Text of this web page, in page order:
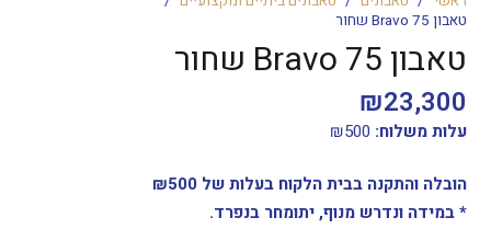
טאבון Bravo 75 שחור
טאבון Bravo 75 שחור
₪23,300
עלות משלוח: ₪500
הובלה והתקנה בבית הלקוח בעלות של ₪500
* במידה ונדרש מנוף, יתומחר בנפרד.